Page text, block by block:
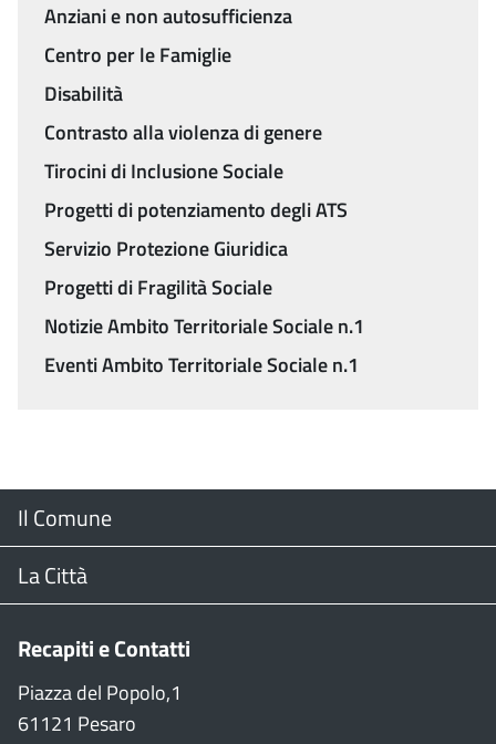
Anziani e non autosufficienza
Centro per le Famiglie
Disabilità
Contrasto alla violenza di genere
Tirocini di Inclusione Sociale
Progetti di potenziamento degli ATS
Servizio Protezione Giuridica
Progetti di Fragilità Sociale
Notizie Ambito Territoriale Sociale n.1
Eventi Ambito Territoriale Sociale n.1
Menu
Footer
Il Comune
Il Sindaco
Consiglio Comunale
La Città
Web Cam
Stradario
Recapiti e Contatti
Piazza del Popolo,1
61121 Pesaro